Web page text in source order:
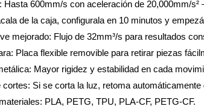
Hasta 600mm/s con aceleración de 20,000mm/
de la caja, configurala en 10 minutos y
mejorado: Flujo de 32mm³/s para resultados
Placa flexible removible para retirar piezas
Mayor rigidez y estabilidad en cada
cortes: Si se corta la luz, retoma automáticamente
PLA, PETG, TPU, PLA-CF, PETG-CF.